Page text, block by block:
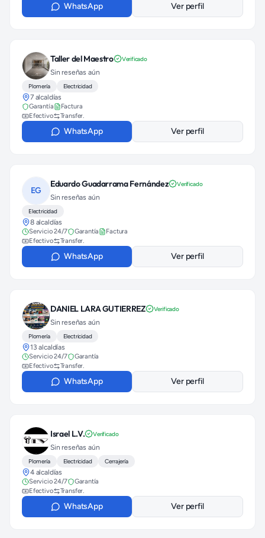
WhatsApp Ver perfil
Taller del Maestro Verificado
Sin reseñas aún
Plomería Electricidad
7 alcaldías
Garantía
Factura
Efectivo
Transfer.
WhatsApp Ver perfil
EG
Eduardo Guadarrama Fernández Verificado
Sin reseñas aún
Electricidad
8 alcaldías
Servicio 24/7 Garantía
Factura
Efectivo
Transfer.
WhatsApp Ver perfil
DANIEL LARA GUTIERREZ Verificado
Sin reseñas aún
Plomería Electricidad
13 alcaldías
Servicio 24/7
Garantía
Efectivo
Transfer.
WhatsApp Ver perfil
Israel L.V. Verificado
Sin reseñas aún
Plomería Electricidad Cerrajería
4 alcaldías
Servicio 24/7
Garantía
Efectivo
Transfer.
WhatsApp Ver perfil